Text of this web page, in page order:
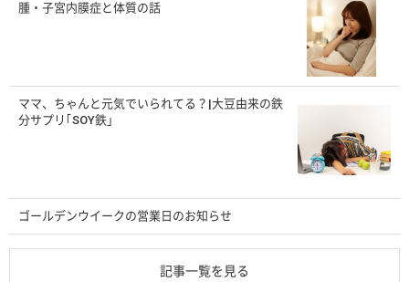
腫・子宮内膜症と体質の話
ママ、ちゃんと元気でいられてる？|大豆由来の鉄
分サプリ｢SOY鉄」
ゴールデンウイークの営業日のお知らせ
記事一覧を見る